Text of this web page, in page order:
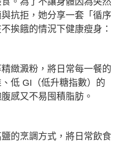
抗拒，她分享一套「循序
挨餓的情況下健康瘦身：
緻澱粉，將日常每一餐的
低 GI（低升糖指數）的
感又不易囤積脂肪。
的烹調方式，將日常飲食